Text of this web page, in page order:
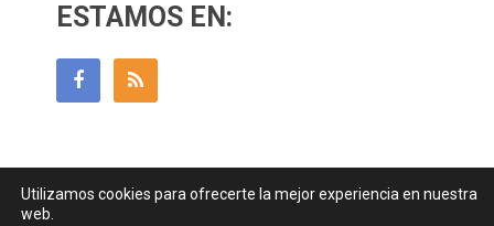
ESTAMOS EN:
Utilizamos cookies para ofrecerte la mejor experiencia en nuestra
web.